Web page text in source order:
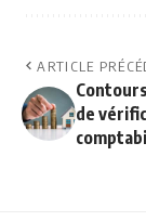
ARTICLE
de